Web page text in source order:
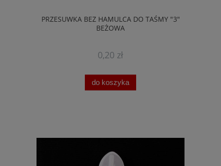
PRZESUWKA BEZ HAMULCA DO TAŚMY "3"
BEŻOWA
0,20 zł
do koszyka